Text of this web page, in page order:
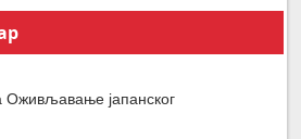
Оживљавање јапанског